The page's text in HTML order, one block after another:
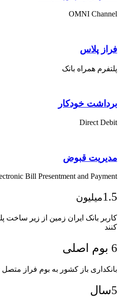
OMNI Channel
فراز پلاس
پلتفرم همراه بانک
برداشت خودکار
Direct Debit
مدیریت قبوض
Bill Presentment and Payment
1.5میلیون
کاربر بانک ایران زمین از زیر ساخت
کنند
6 بوم اصلی
بانکداری باز کشور به بوم فراز
5سال